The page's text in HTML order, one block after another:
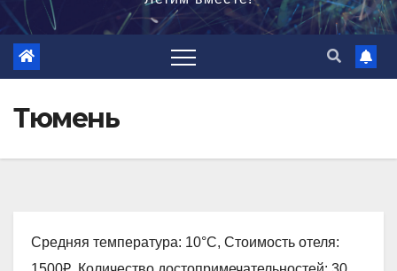
Тюмень
Средняя температура: 10°C, Стоимость отеля: